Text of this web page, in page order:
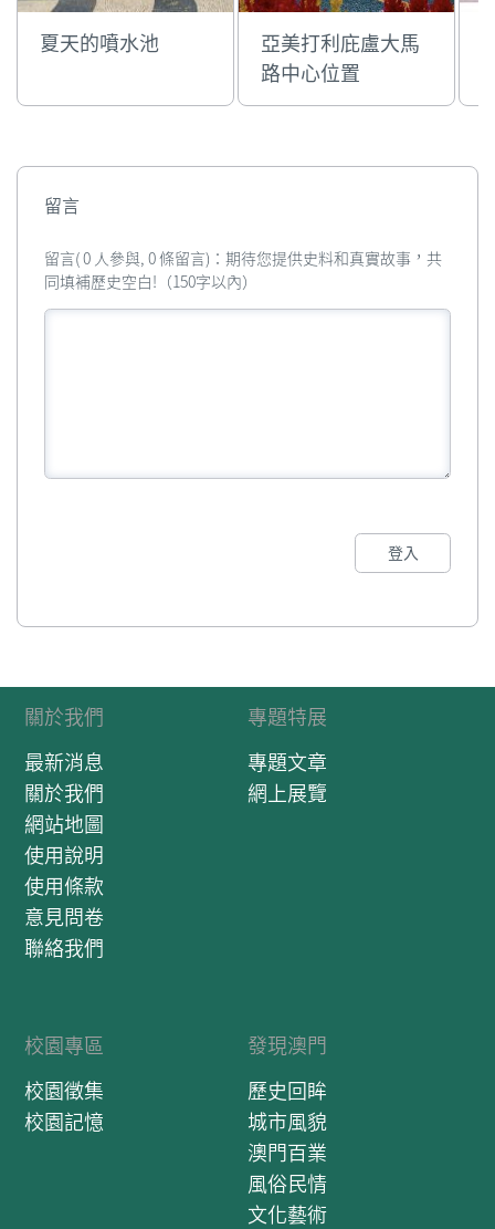
夏天的噴水池
亞美打利庇盧大馬
路中心位置
留言
留言( 0 人參與, 0 條留言)：期待您提供史料和真實故事，共
同填補歷史空白!（150字以內）
登入
關於我們
最新消息
關於我們
網站地圖
使用說明
使用條款
意見問卷
聯絡我們
專題特展
專題文章
網上展覽
校園專區
校園徵集
校園記憶
發現澳門
歷史回眸
城市風貌
澳門百業
風俗民情
文化藝術